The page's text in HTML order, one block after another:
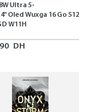
Ultra 5-
Oled Wuxga 16 Go 512
W11H
DH